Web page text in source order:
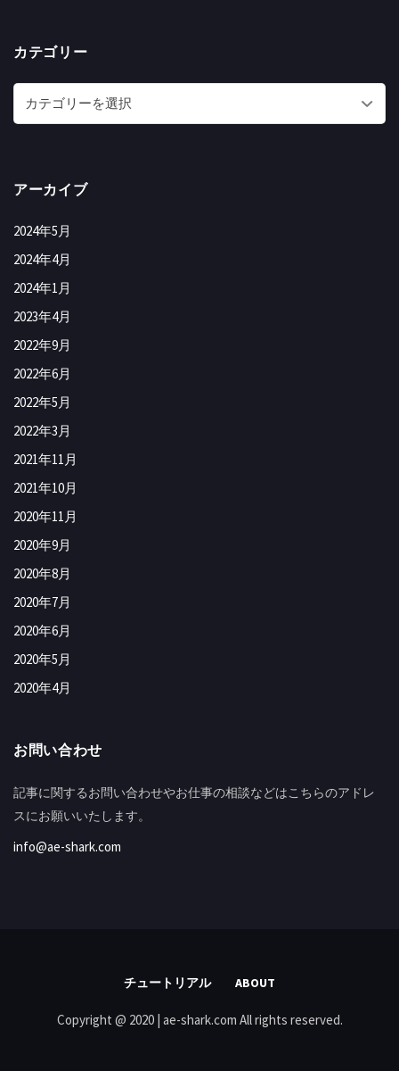
カテゴリー
アーカイブ
2024年5月
2024年4月
2024年1月
2023年4月
2022年9月
2022年6月
2022年5月
2022年3月
2021年11月
2021年10月
2020年11月
2020年9月
2020年8月
2020年7月
2020年6月
2020年5月
2020年4月
お問い合わせ
記事に関するお問い合わせやお仕事の相談などはこちらのアドレ
スにお願いいたします。
info@ae-shark.com
チュートリアル ABOUT
Copyright @ 2020 | ae-shark.com All rights reserved.